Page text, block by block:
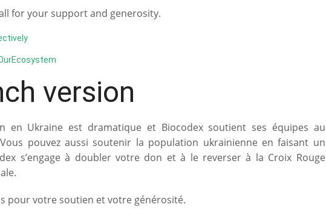
for your support and generosity.
version
en Ukraine est dramatique et Biocodex soutient ses équipes au
pouvez aussi soutenir la population ukrainienne en faisant un
s’engage à doubler votre don et à le reverser à la Croix Rouge
pour votre soutien et votre générosité.